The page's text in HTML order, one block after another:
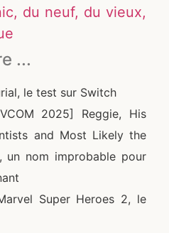
du neuf, du vieux,
...
le test sur Switch
2025] Reggie, His
and Most Likely the
un nom improbable pour
Super Heroes 2, le